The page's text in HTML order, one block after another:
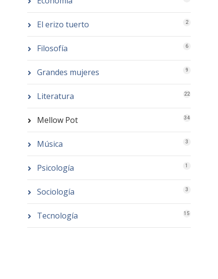
El erizo tuerto 2
Filosofía 6
Grandes mujeres 9
Literatura 22
Mellow Pot 34
Música 3
Psicología 1
Sociología 3
Tecnología 15